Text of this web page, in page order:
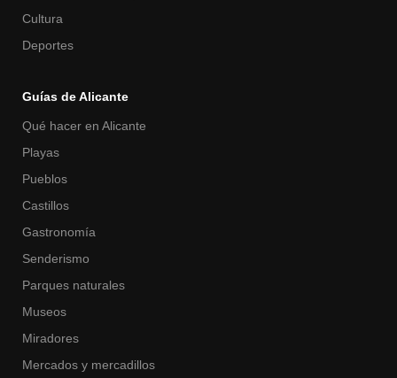
Cultura
Deportes
Guías de Alicante
Qué hacer en Alicante
Playas
Pueblos
Castillos
Gastronomía
Senderismo
Parques naturales
Museos
Miradores
Mercados y mercadillos